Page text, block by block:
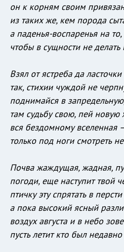
он к корням своим
из таких же, кем порода
а паденья-воспаренья на то,
чтобы в сущности не делать
Взял от ястреба да
так, стихии чуждой не
поднимайся в
там судьбу свою, пей новую
вся бездомному вселенная
только под ноги смотреть
Почва жаждущая, жадная,
погоди, еще наступит твой
птичку эту спрятать в
а пока высокий ясный
воздух августа и в небо
пусть летит кто был